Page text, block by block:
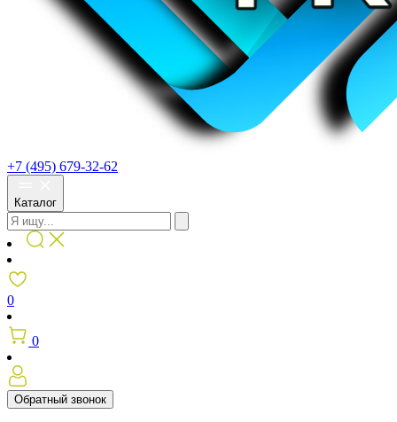
+7 (495) 679-32-62
Каталог
0
0
Обратный звонок